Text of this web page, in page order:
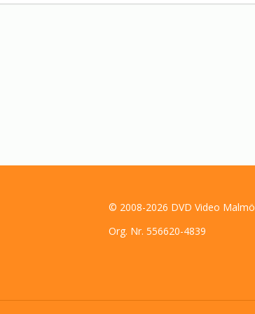
© 2008-2026 DVD Video
Org. Nr. 556620-4839